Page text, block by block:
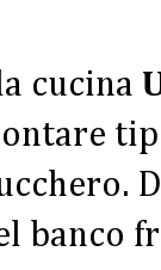
cucina
banco